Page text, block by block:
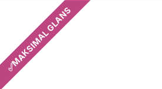
✅MAKSIMAL GLANS